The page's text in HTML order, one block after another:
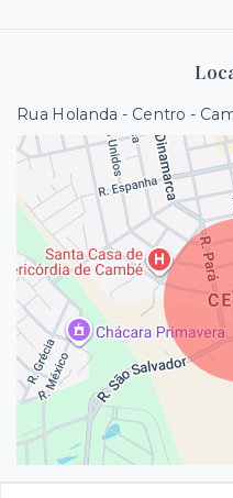
Rua Holanda - Centro -